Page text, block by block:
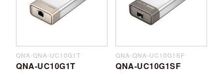
QNA-QNA-UC10G1T
QNA-UC10G1T
QNA-QNA-UC10G1SF
QNA-UC10G1SF